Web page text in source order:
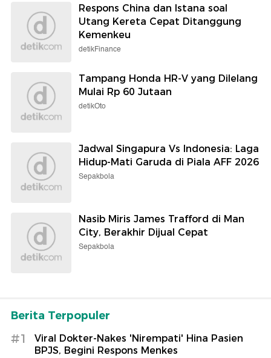
Respons China dan Istana soal
Utang Kereta Cepat Ditanggung
Kemenkeu
detikFinance
Tampang Honda HR-V yang Dilelang
Mulai Rp 60 Jutaan
detikOto
Jadwal Singapura Vs Indonesia: Laga
Hidup-Mati Garuda di Piala AFF 2026
Sepakbola
Nasib Miris James Trafford di Man
City, Berakhir Dijual Cepat
Sepakbola
Berita Terpopuler
#1
Viral Dokter-Nakes 'Nirempati' Hina Pasien
BPJS, Begini Respons Menkes